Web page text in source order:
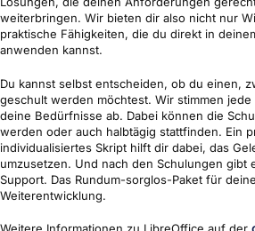
weiterbringen. Wir bieten dir also nicht nur
praktische Fähigkeiten, die du direkt in
anwenden kannst.
Du kannst selbst entscheiden, ob du einen,
geschult werden möchtest. Wir stimmen
deine Bedürfnisse ab. Dabei können die
werden oder auch halbtägig stattfinden. Ein
individualisiertes Skript hilft dir dabei, das
umzusetzen. Und nach den Schulungen gibt
Support. Das Rundum-sorglos-Paket für
Weiterentwicklung.